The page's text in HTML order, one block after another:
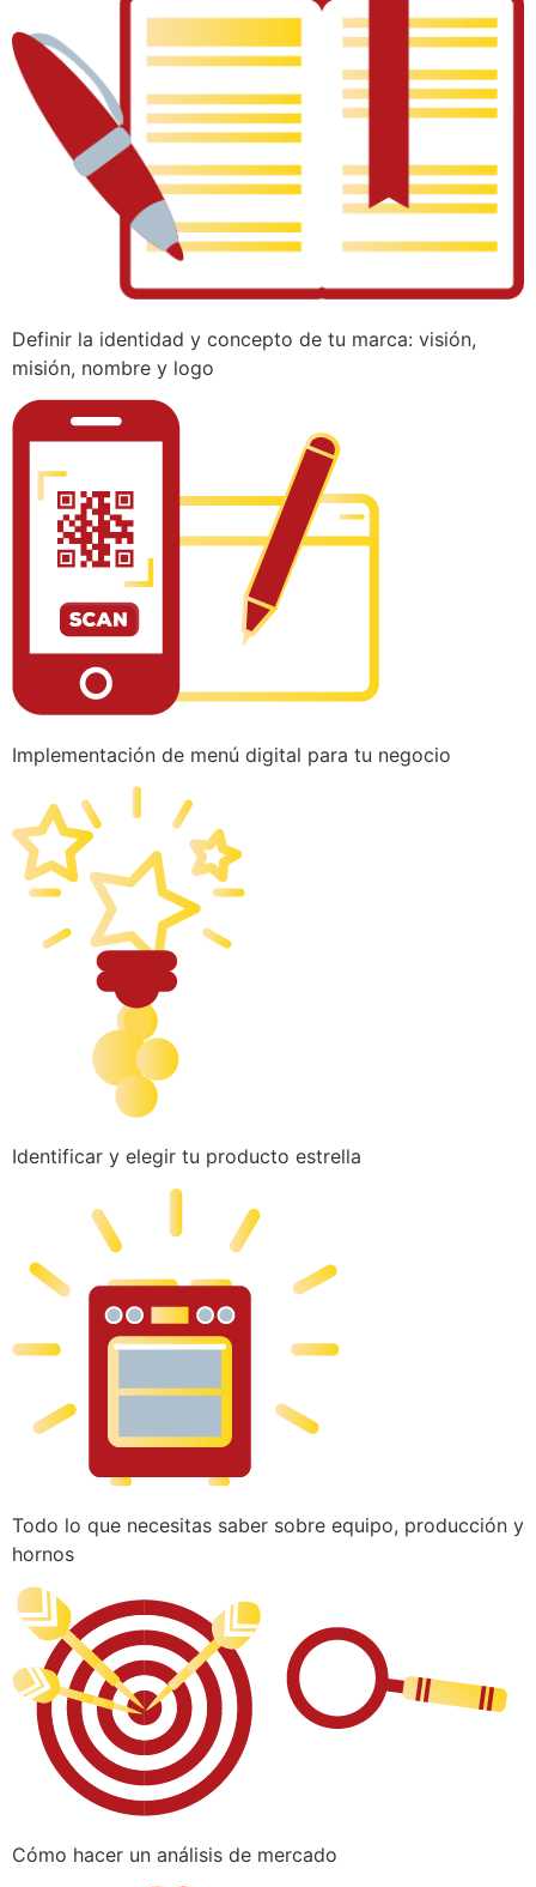
Definir la identidad y concepto de tu marca: visión,
misión, nombre y logo
Implementación de menú digital para tu negocio
Identificar y elegir tu producto estrella
Todo lo que necesitas saber sobre equipo, producción y
hornos
Cómo hacer un análisis de mercado